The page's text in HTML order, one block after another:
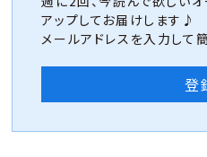
アップしてお届けします♪
メールアドレスを入力し
登